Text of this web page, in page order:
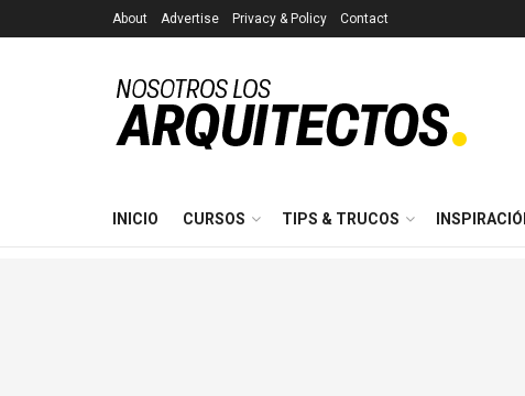
About Advertise Privacy & Policy Contact
INICIO CURSOS TIPS & TRUCOS